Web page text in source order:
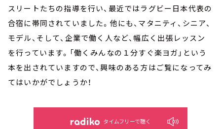
スリートたちの指導を行い、最近ではラグビー日本代表の
合宿に帯同されていました。他にも、マタニティ、シニア、
モデル、そして、企業で働く人など、幅広く出張レッスン
を行っています。「働くみんなの１分すぐ楽ヨガ」という
本を出されていますので、興味のある方はご覧になってみ
てはいかがでしょうか！
タイムフリーで聴く